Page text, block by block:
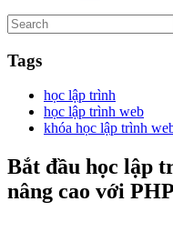
Tags
học lập trình
học lập trình web
khóa học lập trình
Bắt đầu học lập
nâng cao với PHP